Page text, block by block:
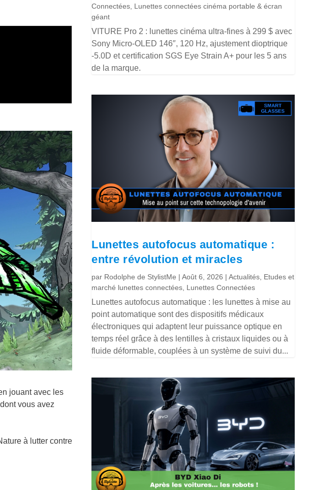
jouant avec les
vous avez
à lutter contre
Connectées Lunettes connectées cinéma portable & écran
géant
VITURE Pro 2 : lunettes cinéma ultra-fines à 299 $ avec
Sony Micro-OLED 146″, 120 Hz, ajustement dioptrique
-5.0D et certification SGS Eye Strain A+ pour les 5 ans
de la marque.
Lunettes autofocus automatique :
entre révolution et miracles
par Rodolphe de StylistMe |Août 6, 2026 |Actualités Etudes et
marché lunettes connectées Lunettes Connectées
Lunettes autofocus automatique : les lunettes à mise au
point automatique sont des dispositifs médicaux
électroniques qui adaptent leur puissance optique en
temps réel grâce à des lentilles à cristaux liquides ou à
fluide déformable, couplées à un système de suivi du...